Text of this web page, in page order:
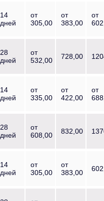
14
дней
от
305,00
от
383,00
от
28
дней
от
532,00
728,00
14
дней
от
335,00
от
422,00
от
28
дней
от
608,00
832,00
14
дней
от
305,00
от
383,00